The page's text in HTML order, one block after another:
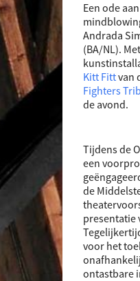
Een ode
Andrada
(BA/NL).
Kitt Fittvan
Fighters
de avond.
Tijdens de
een
de
presentatie
voor het
ontastbare